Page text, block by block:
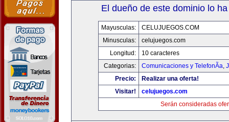
El dueño de este dominio lo
Mayusculas:
CELUJUEGOS.COM
Minusculas:
celujuegos.com
Longitud:
10 caracteres
Categorias:
Comunicaciones y TelefonÃ­a,
Precio:
Realizar una oferta!
Visitar!
celujuegos.com
Serán consideradas